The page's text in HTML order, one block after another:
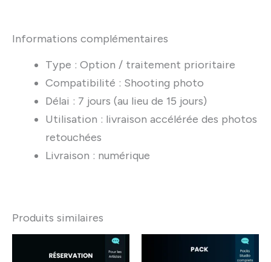
Informations complémentaires
Type : Option / traitement prioritaire
Compatibilité : Shooting photo
Délai : 7 jours (au lieu de 15 jours)
Utilisation : livraison accélérée des photos
retouchées
Livraison : numérique
Produits similaires